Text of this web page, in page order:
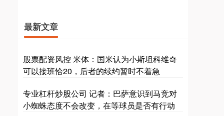
最新文章
股票配资风控 米体：国米认为小斯坦科维奇
可以接班恰20，后者的续约暂时不着急
专业杠杆炒股公司 记者：巴萨意识到马竞对
小蜘蛛态度不会改变，在等球员是否有行动